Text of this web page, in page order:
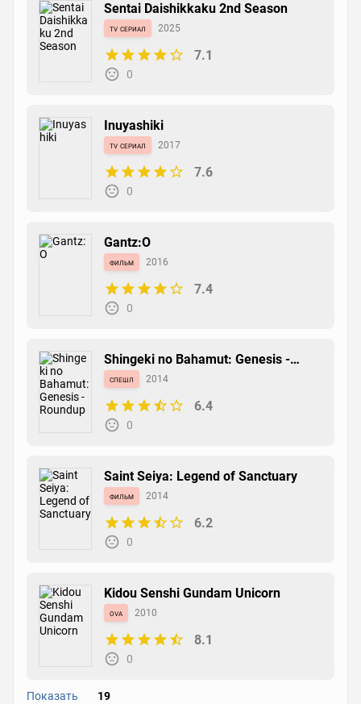
Sentai Daishikkaku 2nd Season
tv сериал 2025
7.1
0
Inuyashiki
tv сериал 2017
7.6
0
Gantz:O
фильм 2016
7.4
0
Shingeki no Bahamut: Genesis -
Roundup
спешл 2014
6.4
0
Saint Seiya: Legend of Sanctuary
фильм 2014
6.2
0
Kidou Senshi Gundam Unicorn
ova 2010
8.1
0
Показать 19